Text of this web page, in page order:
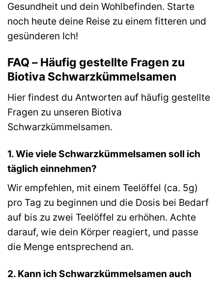
Gesundheit und dein Wohlbefinden. Starte
noch heute deine Reise zu einem fitteren und
gesünderen Ich!
FAQ – Häufig gestellte Fragen zu
Biotiva Schwarzkümmelsamen
Hier findest du Antworten auf häufig gestellte
Fragen zu unseren Biotiva
Schwarzkümmelsamen.
1. Wie viele Schwarzkümmelsamen soll ich
täglich einnehmen?
Wir empfehlen, mit einem Teelöffel (ca. 5g)
pro Tag zu beginnen und die Dosis bei Bedarf
auf bis zu zwei Teelöffel zu erhöhen. Achte
darauf, wie dein Körper reagiert, und passe
die Menge entsprechend an.
2. Kann ich Schwarzkümmelsamen auch